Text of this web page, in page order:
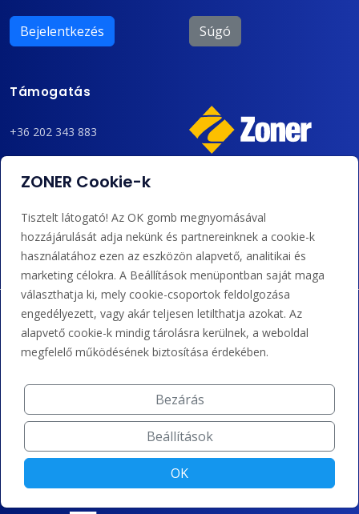
Bejelentkezés Súgó
Támogatás
+36 202 343 883
admin@zoner.hu
átutalást és kreditet.
ZONER Cookie-k
Tisztelt látogató! Az OK gomb megnyomásával
hozzájárulását adja nekünk és partnereinknek a cookie-k
használatához ezen az eszközön alapvető, analitikai és
marketing célokra. A Beállítások menüpontban saját maga
választhatja ki, mely cookie-csoportok feldolgozása
engedélyezett, vagy akár teljesen letilthatja azokat. Az
alapvető cookie-k mindig tárolásra kerülnek, a weboldal
megfelelő működésének biztosítása érdekében.
Bezárás
Beállítások
OK